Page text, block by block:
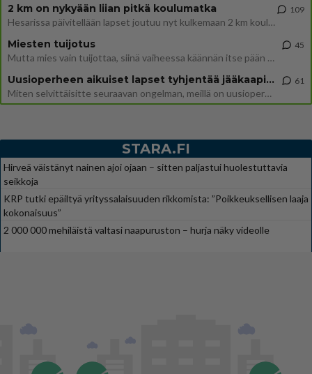
2 km on nykyään liian pitkä koulumatka
Hesarissa päivitellään lapset joutuu nyt kulkemaan 2 km kouluun jösses. Ruostefillarilla tuo matka menee vaikka miten äk
109
Miesten tuijotus
Mutta mies vain tuijottaa, siinä vaiheessa käännän itse pään pois. Mikä juttu? Yleensä jos joku tuijottaa tai katsoo, hä
45
Uusioperheen aikuiset lapset tyhjentää jääkaapin käydessään
Miten selvittäisitte seuraavan ongelman, meillä on uusioperhe, minulla teini-ikäiset lapset ja puolisolla aikuiset, jotk
61
STARA.FI
Hirveä väistänyt nainen ajoi ojaan – sitten paljastui huolestuttavia
seikkoja
KRP tutki epäiltyä yrityssalaisuuden rikkomista: ”Poikkeuksellisen laaja
kokonaisuus”
2 000 000 mehiläistä valtasi naapuruston – hurja näky videolle